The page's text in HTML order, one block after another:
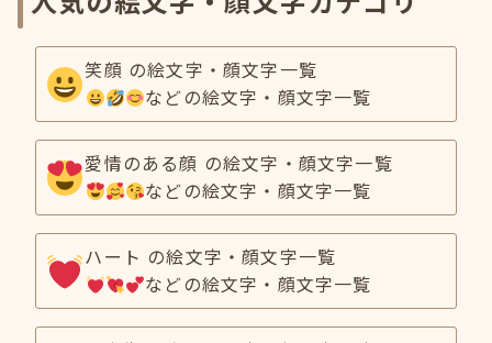
笑顔 の絵文字・顔文字一覧
などの絵文字・顔文字一覧
愛情のある顔 の絵文字・顔文字一覧
などの絵文字・顔文字一覧
ハート の絵文字・顔文字一覧
などの絵文字・顔文字一覧